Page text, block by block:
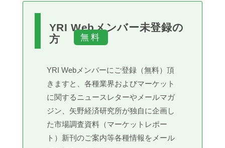
YRI Webメンバー未登録の
方
YRI Webメンバーにご登録（無料）頂
きますと、各種業界およびマーケット
に関するニュースレターやメールマガ
ジン、矢野経済研究所が独自に企画し
た市場調査資料（マーケットレポー
ト）新刊のご案内等各種情報をメール